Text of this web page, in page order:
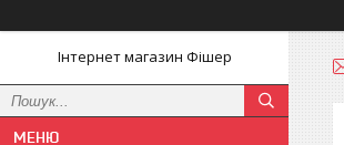
Інтернет магазин Фішер